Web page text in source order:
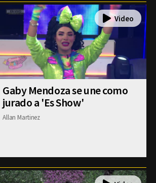
Gaby Mendoza se une como
jurado a 'Es Show'
Allan Martinez